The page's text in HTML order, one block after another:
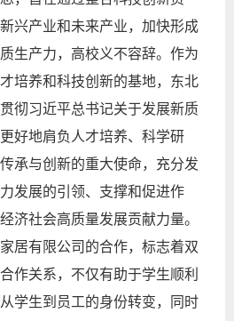
兴产业和未来产业，加快形成
生产力，高校义不容辞。作为
培养和科技创新的基地，东北
彻习近平总书记关于发展新质
好地肩负人才培养、科学研
承与创新的重大使命，充分发
发展的引领、支撑和促进作
济社会高质量发展贡献力量。
居有限公司的合作，标志着双
作关系，不仅有助于学生顺利
学生到员工的身份转变，同时